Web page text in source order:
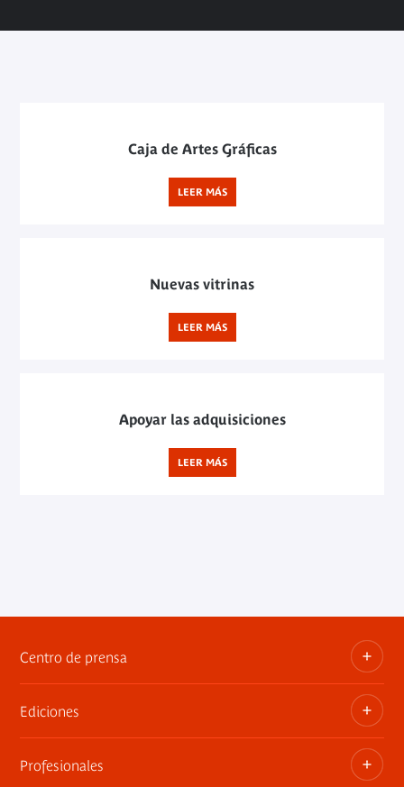
Caja de Artes Gráficas
LEER MÁS
Nuevas vitrinas
LEER MÁS
Apoyar las adquisiciones
LEER MÁS
Centro de prensa
Dosieres, comunicados de prensa, anuncios de
exposiciones
Ediciones
Las publicaciones del museo
Profesionales